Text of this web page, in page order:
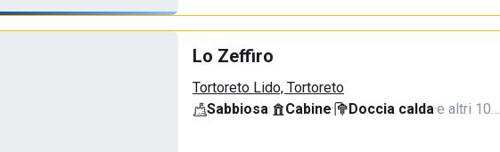
Lo Zeffiro
Tortoreto Lido, Tortoreto
Sabbiosa· Cabine· Doccia calda·e altri 10…